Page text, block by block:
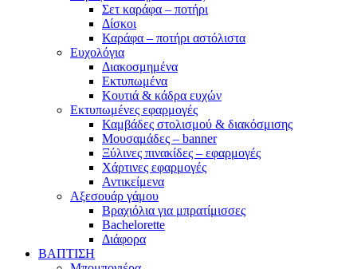
Σετ καράφα – ποτήρι
Δίσκοι
Καράφα – ποτήρι αστόλιστα
Ευχολόγια
Διακοσμημένα
Εκτυπωμένα
Κουτιά & κάδρα ευχών
Εκτυπωμένες εφαρμογές
Καμβάδες στολισμού & διακόσμισης
Μουσαμάδες – banner
Ξύλινες πινακίδες – εφαρμογές
Χάρτινες εφαρμογές
Αντικείμενα
Αξεσουάρ γάμου
Βραχιόλια για μπρατίμισσες
Bachelorette
Διάφορα
ΒΑΠΤΙΣΗ